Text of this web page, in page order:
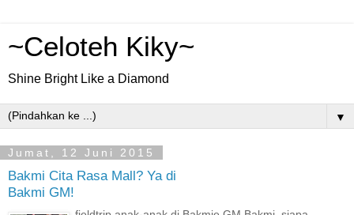
~Celoteh Kiky~
Shine Bright Like a Diamond
▼
Jumat, 12 Juni 2015
Bakmi Cita Rasa Mall? Ya di
Bakmi GM!